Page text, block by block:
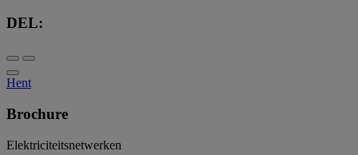
DEL:
Hent
Brochure
Elektriciteitsnetwerken